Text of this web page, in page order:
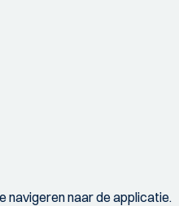
navigeren naar de applicatie.